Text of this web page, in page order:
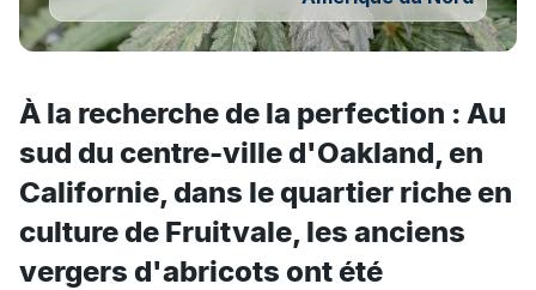
À la recherche de la perfection : Au
sud du centre-ville d'Oakland, en
Californie, dans le quartier riche en
culture de Fruitvale, les anciens
vergers d'abricots ont été